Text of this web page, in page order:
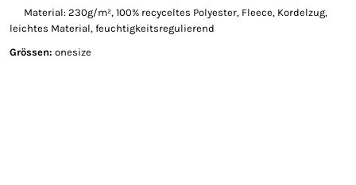
Material: 230g/m², 100% recyceltes Polyester, Fleece, Kordelzug,
leichtes Material, feuchtigkeitsregulierend
Grössen: onesize